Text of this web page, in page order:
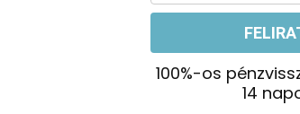
100%-os
14